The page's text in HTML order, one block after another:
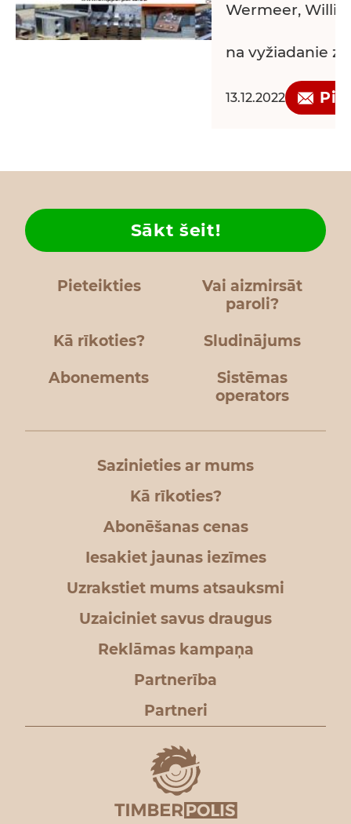
Wermeer,
na vyžiadanie
13.12.2022
Pieteikties
Vai aizmirsāt
paroli?
Kā rīkoties?
Sākt šeit!
Sludinājums
Abonements
Sistēmas
operators
Sazinieties ar mums
Kā rīkoties?
Abonēšanas cenas
Iesakiet jaunas iezīmes
Uzrakstiet mums atsauksmi
Uzaiciniet savus draugus
Reklāmas kampaņa
Partnerība
Partneri